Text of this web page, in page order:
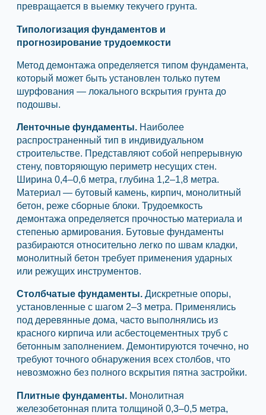
превращается в выемку текучего грунта.
Типологизация фундаментов и
прогнозирование трудоемкости
Метод демонтажа определяется типом фундамента,
который может быть установлен только путем
шурфования — локального вскрытия грунта до
подошвы.
Ленточные фундаменты. Наиболее
распространенный тип в индивидуальном
строительстве. Представляют собой непрерывную
стену, повторяющую периметр несущих стен.
Ширина 0,4–0,6 метра, глубина 1,2–1,8 метра.
Материал — бутовый камень, кирпич, монолитный
бетон, реже сборные блоки. Трудоемкость
демонтажа определяется прочностью материала и
степенью армирования. Бутовые фундаменты
разбираются относительно легко по швам кладки,
монолитный бетон требует применения ударных
или режущих инструментов.
Столбчатые фундаменты. Дискретные опоры,
установленные с шагом 2–3 метра. Применялись
под деревянные дома, часто выполнялись из
красного кирпича или асбестоцементных труб с
бетонным заполнением. Демонтируются точечно, но
требуют точного обнаружения всех столбов, что
невозможно без полного вскрытия пятна застройки.
Плитные фундаменты. Монолитная
железобетонная плита толщиной 0,3–0,5 метра,